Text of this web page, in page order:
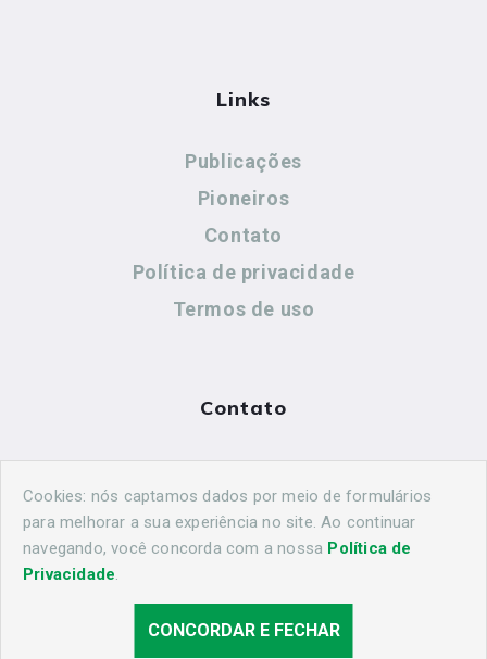
Links
Publicações
Pioneiros
Contato
Política de privacidade
Termos de uso
Contato
(44) 99883-8883
cidadeshistoricasoficial@gmail.com
© 2026 Cascavel Histórica. Todos os direitos reservados.
Cookies: nós captamos dados por meio de formulários
para melhorar a sua experiência no site. Ao continuar
navegando, você concorda com a nossa Política de
Privacidade.
CONCORDAR E FECHAR